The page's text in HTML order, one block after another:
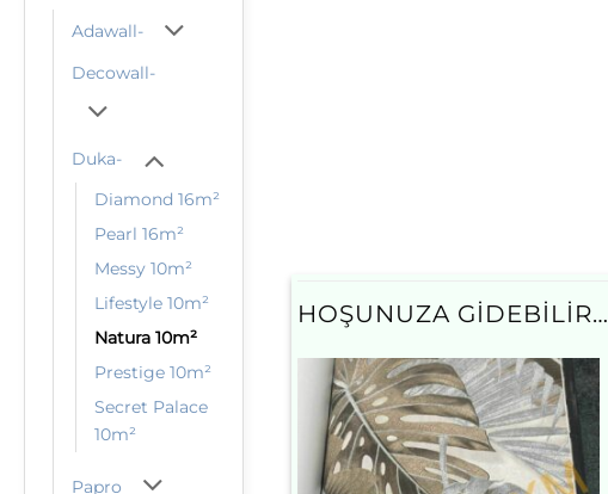
Adawall-
Decowall-
Duka-
Diamond 16m²
Pearl 16m²
Messy 10m²
Lifestyle 10m²
Natura 10m²
Prestige 10m²
Secret Palace
10m²
Papro
HOŞUNUZA GIDEBILIR…